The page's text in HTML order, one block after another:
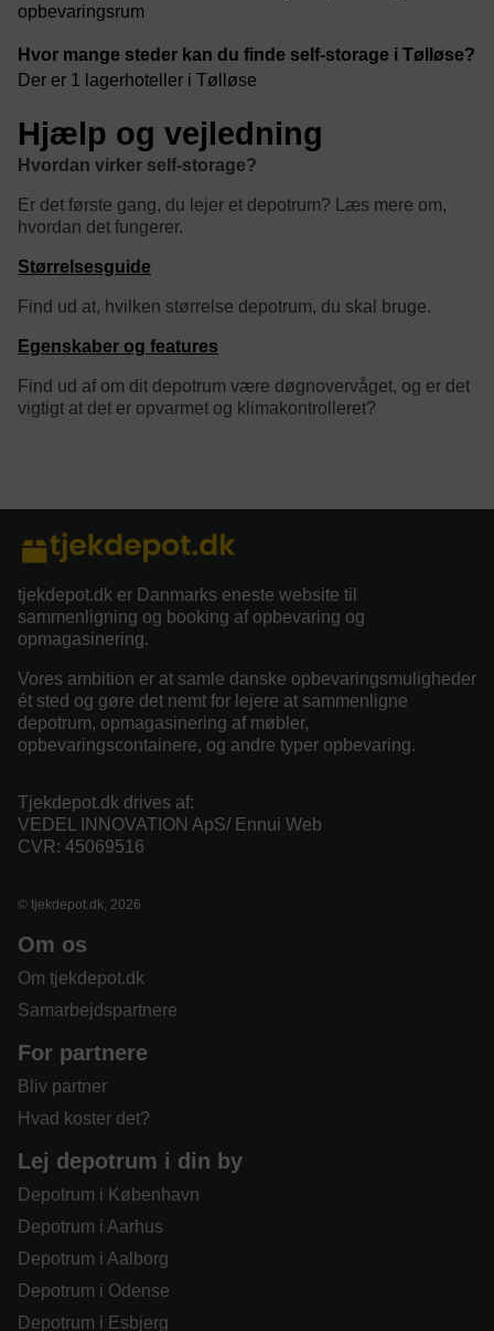
opbevaringsrum
Hvor mange steder kan du finde self-storage i Tølløse?
Der er 1 lagerhoteller i Tølløse
Hjælp og vejledning
Hvordan virker self-storage?
Er det første gang, du lejer et depotrum? Læs mere om,
hvordan det fungerer.
Størrelsesguide
Find ud at, hvilken størrelse depotrum, du skal bruge.
Egenskaber og features
Find ud af om dit depotrum være døgnovervåget, og er det
vigtigt at det er opvarmet og klimakontrolleret?
tjekdepot.dk er Danmarks eneste website til
sammenligning og booking af opbevaring og
opmagasinering.
Vores ambition er at samle danske opbevaringsmuligheder
ét sted og gøre det nemt for lejere at sammenligne
depotrum, opmagasinering af møbler,
opbevaringscontainere, og andre typer opbevaring.
Tjekdepot.dk drives af:
VEDEL INNOVATION ApS/ Ennui Web
CVR: 45069516
© tjekdepot.dk, 2026
Om os
Om tjekdepot.dk
Samarbejdspartnere
For partnere
Bliv partner
Hvad koster det?
Lej depotrum i din by
Depotrum i København
Depotrum i Aarhus
Depotrum i Aalborg
Depotrum i Odense
Depotrum i Esbjerg